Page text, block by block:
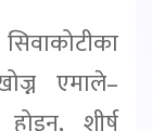
एमाले–